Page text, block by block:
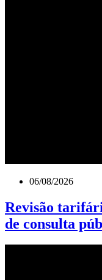
06/08/2026
Revisão
de consulta